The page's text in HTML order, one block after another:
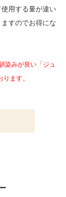
用する量が違い
すのでお得にな
染みが良い「ジュ
ます。